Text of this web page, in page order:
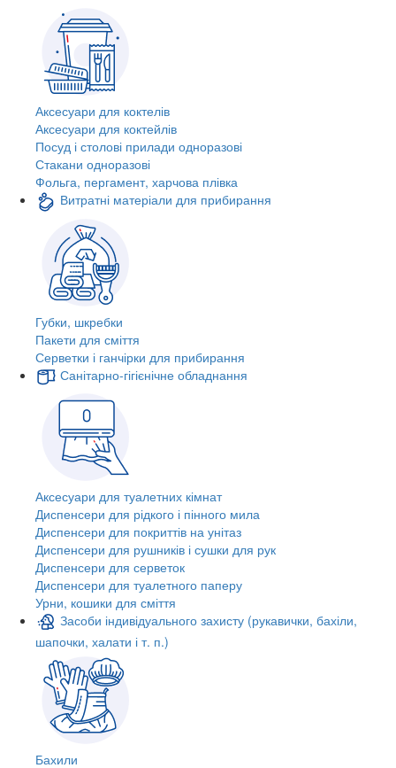
Аксесуари для коктелів
Аксесуари для коктейлів
Посуд і столові прилади одноразові
Стакани одноразові
Фольга, пергамент, харчова плівка
Витратні матеріали для прибирання
Губки, шкребки
Пакети для сміття
Серветки і ганчірки для прибирання
Санітарно-гігієнічне обладнання
Аксесуари для туалетних кімнат
Диспенсери для рідкого і пінного мила
Диспенсери для покриттів на унітаз
Диспенсери для рушників і сушки для рук
Диспенсери для серветок
Диспенсери для туалетного паперу
Урни, кошики для сміття
Засоби індивідуального захисту (рукавички, бахіли,
шапочки, халати і т. п.)
Бахили